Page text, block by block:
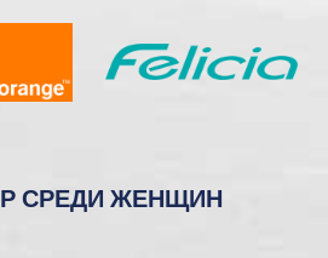
СРЕДИ ЖЕНЩИН